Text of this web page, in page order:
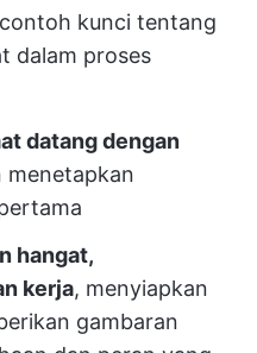
kunci tentang
dalam proses
datang dengan
menetapkan
hangat,
kerja, menyiapkan
gambaran